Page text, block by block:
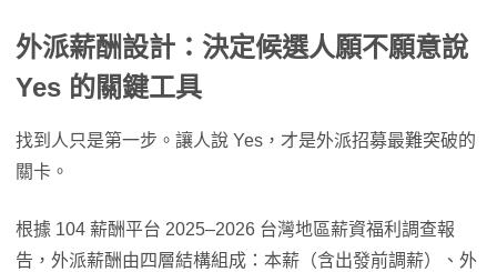
外派薪酬設計：決定候選人願不願意說
Yes 的關鍵工具
找到人只是第一步。讓人說 Yes，才是外派招募最難突破的
關卡。
根據 104 薪酬平台 2025–2026 台灣地區薪資福利調查報
告，外派薪酬由四層結構組成：本薪（含出發前調薪）、外